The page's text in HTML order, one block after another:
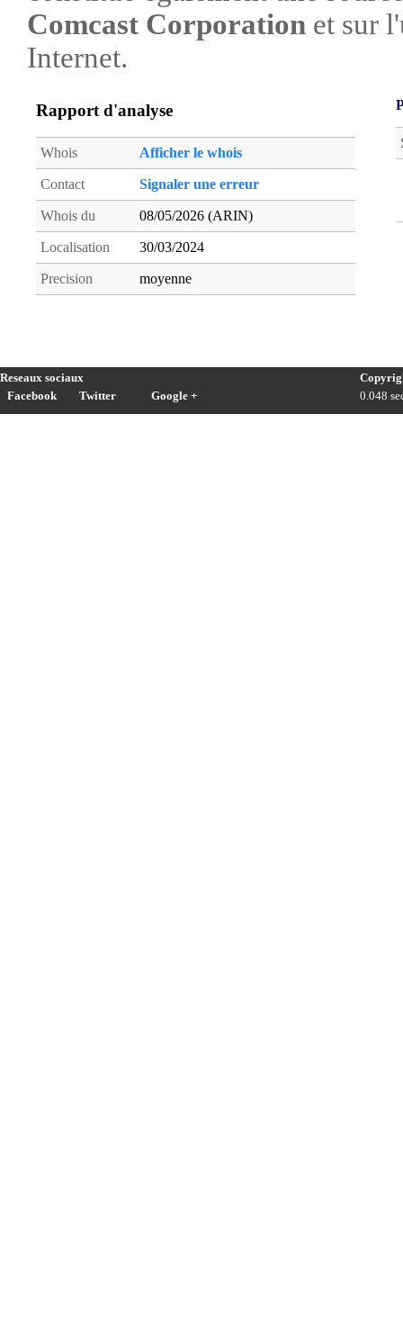
Comcast Corporation et sur
Internet.
Rapport d'analyse
Whois Afficher le whois
Contact Signaler une erreur
Whois du 08/05/2026 (ARIN)
Localisation 30/03/2024
Precision moyenne
Reseaux sociaux
Facebook
Twitter Google +
0.048